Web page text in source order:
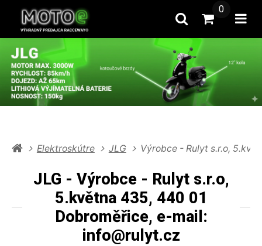
HľadaťPrejsť na
0
Elektroskútre JLG Výrobce - Rulyt s.r.o,
JLG - Výrobce - Rulyt s.r.o,
5.května 435, 440 01
Dobroměřice, e-mail:
info@rulyt.cz